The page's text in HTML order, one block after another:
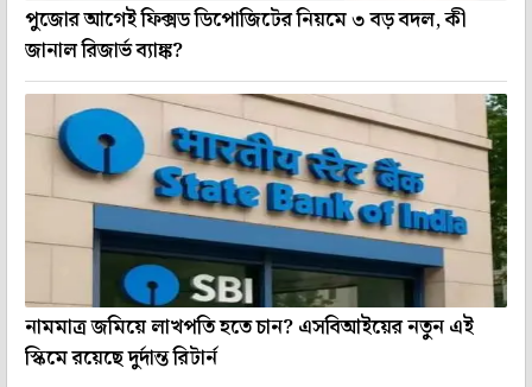
পুজোর আগেই ফিক্সড ডিপোজিটের নিয়মে ৩ বড় বদল, কী
জানাল রিজার্ভ ব্যাঙ্ক?
নামমাত্র জমিয়ে লাখপতি হতে চান? এসবিআইয়ের নতুন এই
স্কিমে রয়েছে দুর্দান্ত রিটার্ন